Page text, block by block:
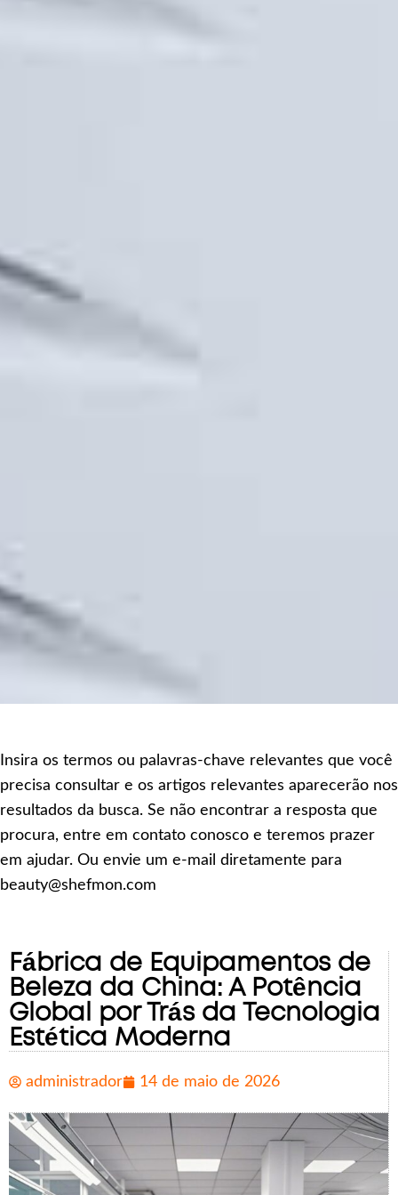
Insira os termos ou palavras-chave relevantes que você
precisa consultar e os artigos relevantes aparecerão nos
resultados da busca. Se não encontrar a resposta que
procura, entre em contato conosco e teremos prazer
em ajudar. Ou envie um e-mail diretamente para
beauty@shefmon.com
Fábrica de Equipamentos de
Beleza da China: A Potência
Global por Trás da Tecnologia
Estética Moderna
administrador 14 de maio de 2026